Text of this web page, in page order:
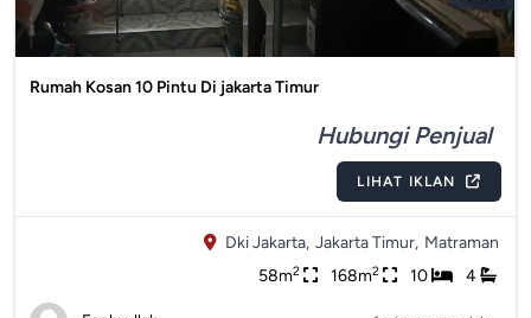
Rumah Kosan 10 Pintu Di jakarta Timur
Hubungi Penjual
LIHAT IKLAN
Dki Jakarta, Jakarta Timur, Matraman
58m2 168m2 10 4